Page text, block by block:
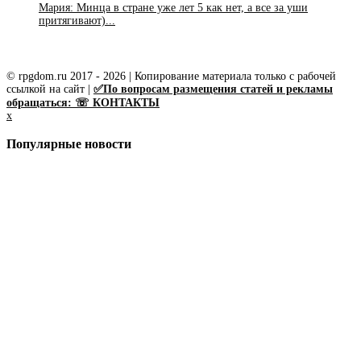
Мария: Минца в стране уже лет 5 как нет, а все за уши
притягивают)...
© rpgdom.ru 2017 - 2026 | Копирование материала только с рабочей
ссылкой на сайт | ✅По вопросам размещения статей и рекламы
обращаться: ☏ КОНТАКТЫ
x
Популярные новости